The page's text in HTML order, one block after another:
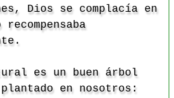
Dios se complacía en
es un buen árbol
en nosotros: